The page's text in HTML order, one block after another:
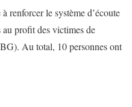
renforcer le système d’écoute
au profit des victimes de
Au total, 10 personnes ont